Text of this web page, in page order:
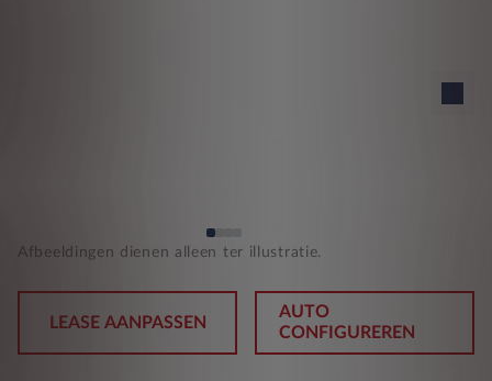
Afbeeldingen dienen alleen ter illustratie.
LEASE AANPASSEN
AUTO
CONFIGUREREN